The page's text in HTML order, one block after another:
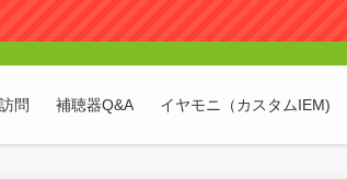
問 補聴器Q&A イヤモニ（カスタムIEM)